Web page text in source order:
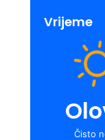
Vrijeme
Čisto